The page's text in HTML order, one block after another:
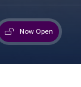
Now Open